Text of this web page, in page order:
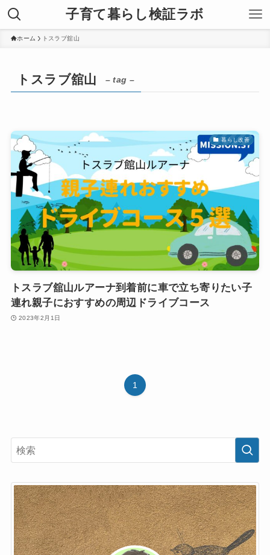
子育て暮らし検証ラボ
ホーム トスラブ舘山
トスラブ舘山 – tag –
暮らし改善
トスラブ舘山ルアーナ到着前に車で立ち寄りたい子
連れ親子におすすめの周辺ドライブコース
2023年2月1日
1